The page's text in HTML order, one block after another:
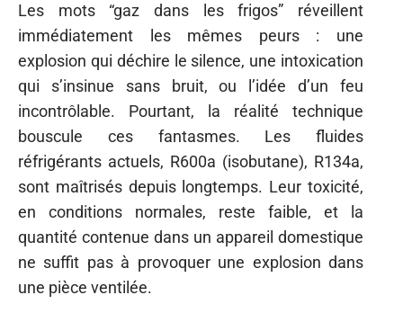
Les mots “gaz dans les frigos” réveillent
immédiatement les mêmes peurs : une
explosion qui déchire le silence, une intoxication
qui s’insinue sans bruit, ou l’idée d’un feu
incontrôlable. Pourtant, la réalité technique
bouscule ces fantasmes. Les fluides
réfrigérants actuels, R600a (isobutane), R134a,
sont maîtrisés depuis longtemps. Leur toxicité,
en conditions normales, reste faible, et la
quantité contenue dans un appareil domestique
ne suffit pas à provoquer une explosion dans
une pièce ventilée.